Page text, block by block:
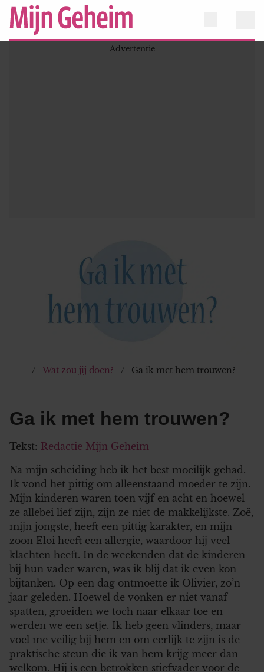
Wat zou jij doen? Ga ik met hem trouwen?
Ga ik met hem trouwen?
Tekst: Redactie Mijn Geheim
Na mijn scheiding heb ik het best moeilijk gehad.
Ik vond het pittig om alleenstaand moeder te zijn.
Mijn kinderen waren toen vijf en acht en hoewel
ze allebei lief zijn, zijn ze niet de makkelijkste. Zoë,
mijn jongste, heeft een pittig karakter, en mijn
zoon Eloi heeft een allergie, waardoor hij veel
klachten heeft. In de weekenden dat de kinderen
bij hun vader waren, was ik blij dat ik even kon
bijtanken. Op een dag ontmoette ik Olivier, zo’n
jaar geleden. Hoewel de vonken er niet vanaf
spatten, groeiden we toch naar elkaar toe en
werden we een setje. Ik heb geen vlinders, maar
voel me veilig bij hem en om eerlijk te zijn is de
praktische steun die ik van hem krijg meer dan
welkom. Hij is een betrokken stiefvader voor de